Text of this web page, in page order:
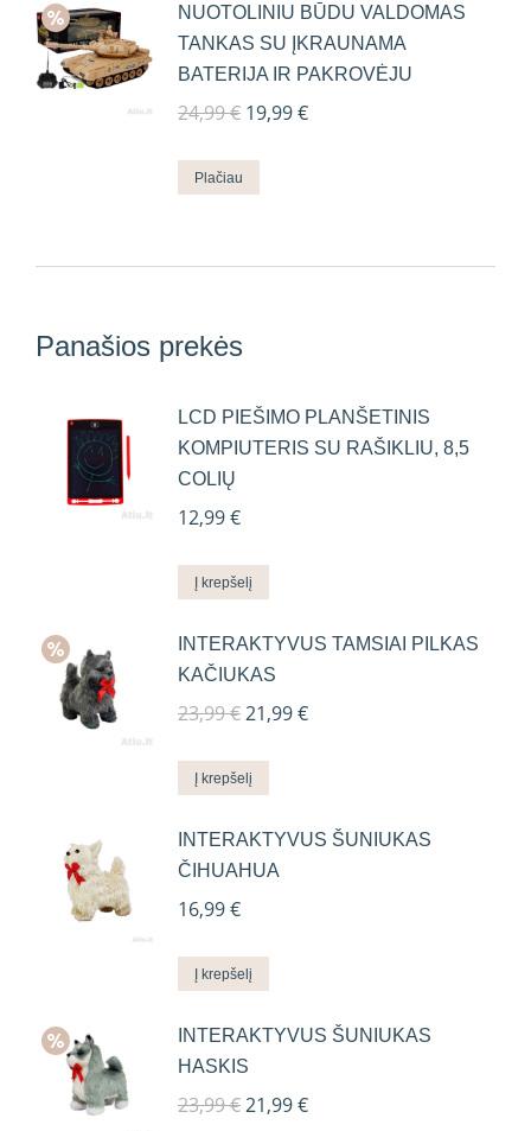
NUOTOLINIU BŪDU VALDOMAS
TANKAS SU ĮKRAUNAMA
BATERIJA IR PAKROVĖJU
24,99€ Original
19,99€Current
Plačiau
Panašios prekės
LCD PIEŠIMO PLANŠETINIS
KOMPIUTERIS SU RAŠIKLIU, 8,5
COLIŲ
12,99€
Į krepšelį
INTERAKTYVUS TAMSIAI PILKAS
KAČIUKAS
23,99€ Original
was:
21,99€Current
Į krepšelį
INTERAKTYVUS ŠUNIUKAS
ČIHUAHUA
16,99€
Į krepšelį
INTERAKTYVUS ŠUNIUKAS
HASKIS
23,99€ Original
21,99€Current